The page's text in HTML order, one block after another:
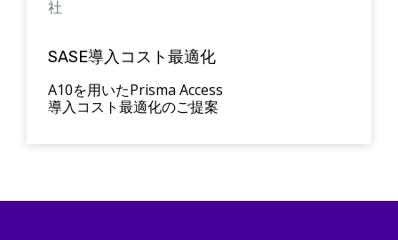
社
SASE導入コスト最適化
A10を用いたPrisma Access
導入コスト最適化のご提案